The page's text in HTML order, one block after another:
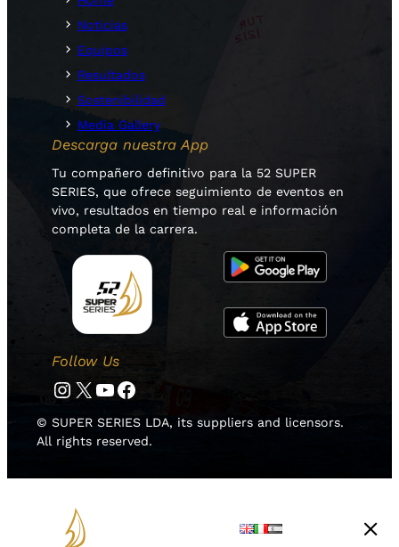
Noticias
Equipos
Resultados
Sostenibilidad
Media Gallery
Descarga nuestra App
Tu compañero definitivo para la 52 SUPER
SERIES, que ofrece seguimiento de eventos en
vivo, resultados en tiempo real e información
completa de la carrera.
Follow Us
Instagram Twitter YouTube Facebook
© SUPER SERIES LDA, its suppliers and licensors.
All rights reserved.